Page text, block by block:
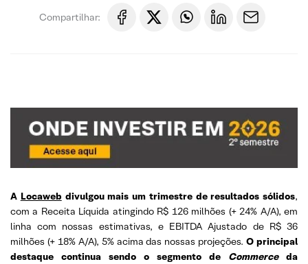
Compartilhar:
A Locaweb divulgou mais um trimestre de resultados sólidos,
com a Receita Líquida atingindo R$ 126 milhões (+ 24% A/A), em
linha com nossas estimativas, e EBITDA Ajustado de R$ 36
milhões (+ 18% A/A), 5% acima das nossas projeções.O principal
destaque continua sendo o segmento de Commerceda